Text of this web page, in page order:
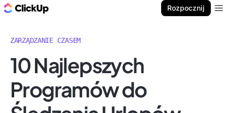
Rozpocznij
ZARZĄDZANIE CZASEM
10 Najlepszych
Programów do